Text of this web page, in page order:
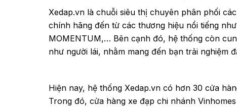
Xedap.vn là chuỗi siêu thị chuyên phân phối
chính hãng đến từ các thương hiệu nổi tiếng
MOMENTUM,… Bên cạnh đó, hệ thống còn
như người lái, nhằm mang đến bạn trải nghiệm
Hiện nay, hệ thống Xedap.vn có hơn 30 cửa
Trong đó, cửa hàng xe đạp chi nhánh